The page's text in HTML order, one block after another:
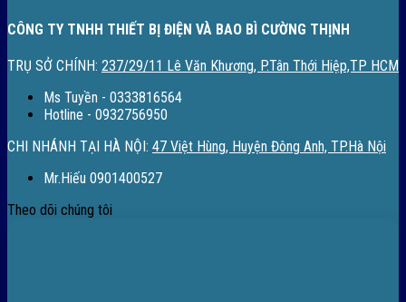
CÔNG TY TNHH THIẾT BỊ ĐIỆN VÀ BAO BÌ CƯỜNG THỊNH
TRỤ SỞ CHÍNH: 237/29/11 Lê Văn Khương, P.Tân Thới Hiệp,TP HCM
Ms Tuyền - 0333816564
Hotline - 0932756950
CHI NHÁNH TẠI HÀ NỘI: 47 Việt Hùng, Huyện Đông Anh, TP.Hà Nội
Mr.Hiếu 0901400527
Theo dõi chúng tôi